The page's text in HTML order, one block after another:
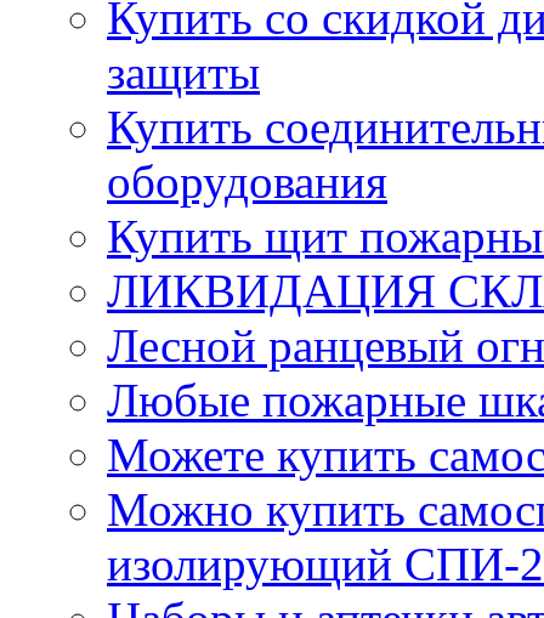
Купить со скидкой
защиты
Купить
оборудования
Купить щит
ЛИКВИДАЦИЯ
Лесной ранцевый
Любые пожарные
Можете купить
Можно купить
изолирующий СПИ-